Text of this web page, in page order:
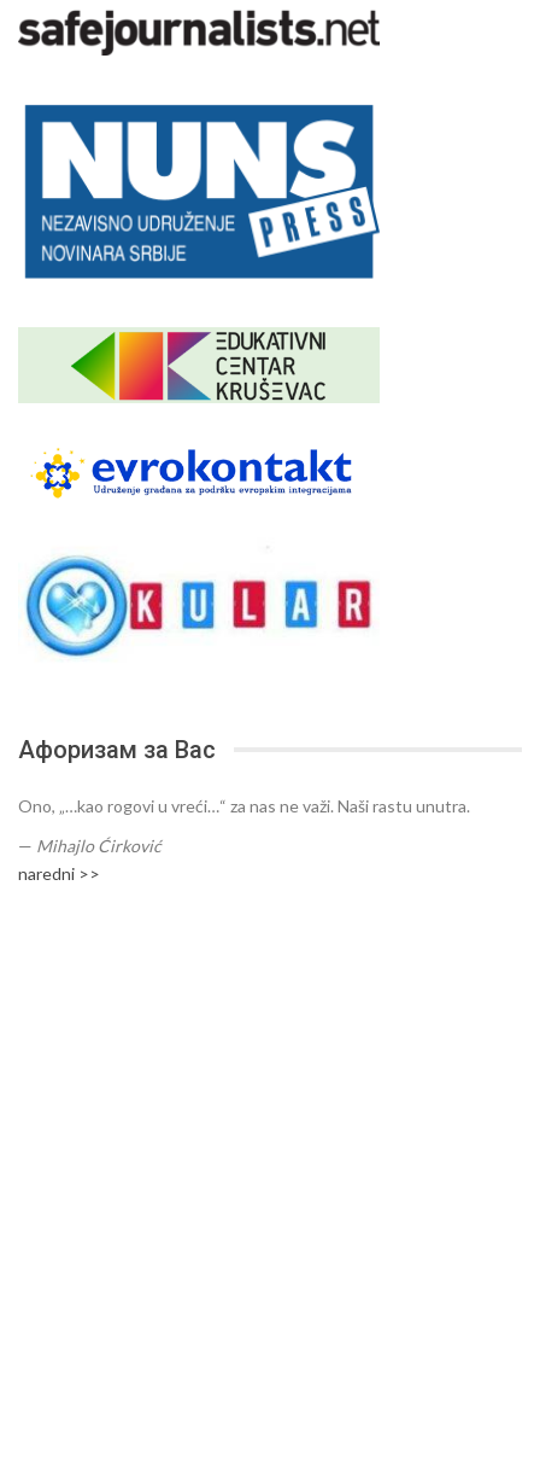
Афоризам за Вас
Ono, „…kao rogovi u vreći…“ za nas ne važi. Naši rastu unutra.
— Mihajlo Ćirković
naredni >>